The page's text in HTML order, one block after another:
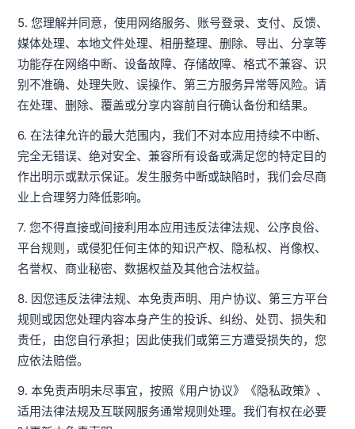
5. 您理解并同意，使用网络服务、账号登录、支付、反馈、
媒体处理、本地文件处理、相册整理、删除、导出、分享等
功能存在网络中断、设备故障、存储故障、格式不兼容、识
别不准确、处理失败、误操作、第三方服务异常等风险。请
在处理、删除、覆盖或分享内容前自行确认备份和结果。
6. 在法律允许的最大范围内，我们不对本应用持续不中断、
完全无错误、绝对安全、兼容所有设备或满足您的特定目的
作出明示或默示保证。发生服务中断或缺陷时，我们会尽商
业上合理努力降低影响。
7. 您不得直接或间接利用本应用违反法律法规、公序良俗、
平台规则，或侵犯任何主体的知识产权、隐私权、肖像权、
名誉权、商业秘密、数据权益及其他合法权益。
8. 因您违反法律法规、本免责声明、用户协议、第三方平台
规则或因您处理内容本身产生的投诉、纠纷、处罚、损失和
责任，由您自行承担；因此使我们或第三方遭受损失的，您
应依法赔偿。
9. 本免责声明未尽事宜，按照《用户协议》《隐私政策》、
适用法律法规及互联网服务通常规则处理。我们有权在必要